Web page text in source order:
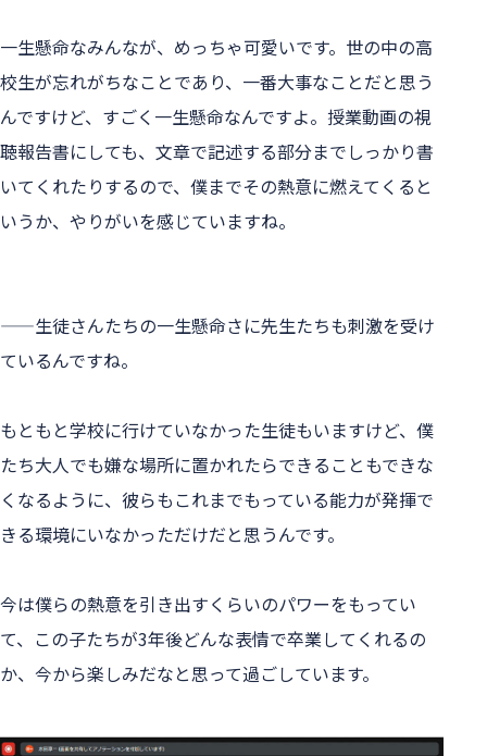
一生懸命なみんなが、めっちゃ可愛いです。世の中の高
校生が忘れがちなことであり、一番大事なことだと思う
んですけど、すごく一生懸命なんですよ。授業動画の視
聴報告書にしても、文章で記述する部分までしっかり書
いてくれたりするので、僕までその熱意に燃えてくると
いうか、やりがいを感じていますね。
——生徒さんたちの一生懸命さに先生たちも刺激を受け
ているんですね。
もともと学校に行けていなかった生徒もいますけど、僕
たち大人でも嫌な場所に置かれたらできることもできな
くなるように、彼らもこれまでもっている能力が発揮で
きる環境にいなかっただけだと思うんです。
今は僕らの熱意を引き出すくらいのパワーをもってい
て、この子たちが3年後どんな表情で卒業してくれるの
か、今から楽しみだなと思って過ごしています。